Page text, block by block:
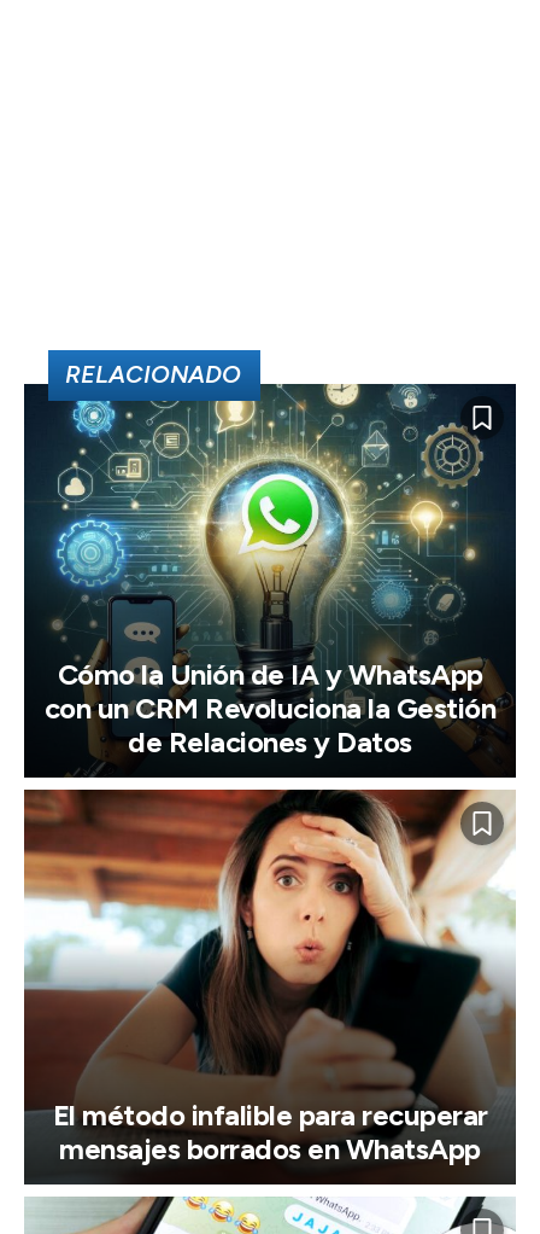
RELACIONADO
Cómo la Unión de IA y WhatsApp
con un CRM Revoluciona la Gestión
de Relaciones y Datos
El método infalible para recuperar
mensajes borrados en WhatsApp